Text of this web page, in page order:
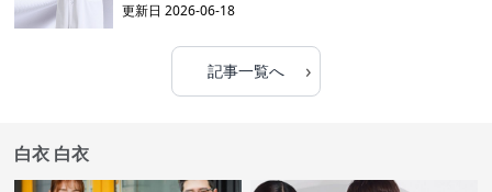
更新日2026-06-18
記事一覧へ ›
白衣 白衣